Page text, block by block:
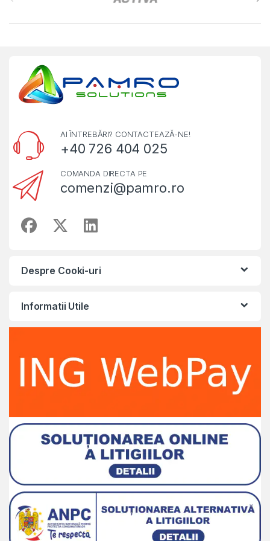
AI ÎNTREBĂRI? CONTACTEAZĂ-NE!
+40 726 404 025
COMANDA DIRECTA PE
comenzi@pamro.ro
Despre Cooki-uri
Informatii Utile